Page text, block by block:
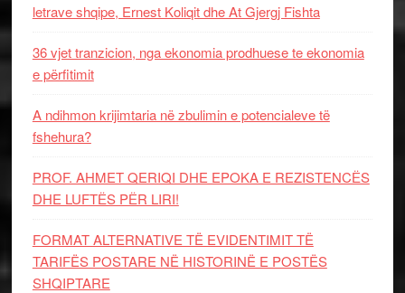
letrave shqipe, Ernest Koliqit dhe At Gjergj Fishta
36 vjet tranzicion, nga ekonomia prodhuese te ekonomia
e përfitimit
A ndihmon krijimtaria në zbulimin e potencialeve të
fshehura?
PROF. AHMET QERIQI DHE EPOKA E REZISTENCЁS
DHE LUFTЁS PЁR LIRI!
FORMAT ALTERNATIVE TË EVIDENTIMIT TË
TARIFËS POSTARE NË HISTORINË E POSTËS
SHQIPTARE